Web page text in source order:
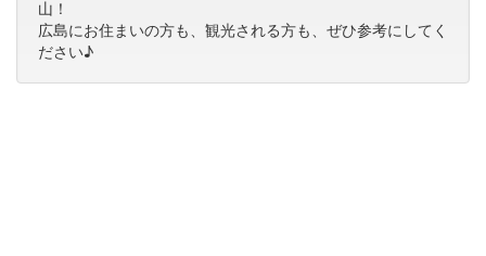
山！
広島にお住まいの方も、観光される方も、ぜひ参考にしてく
ださい♪